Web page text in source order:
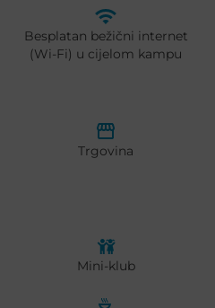
Besplatan bežični internet
(Wi-Fi) u cijelom kampu
Trgovina
Mini-klub